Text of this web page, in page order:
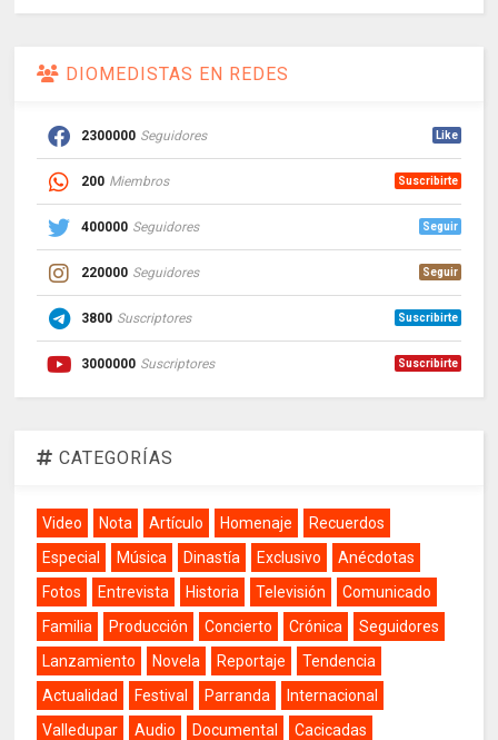
DIOMEDISTAS EN REDES
2300000 Seguidores Like
200 Miembros Suscribirte
400000 Seguidores Seguir
220000 Seguidores Seguir
3800 Suscriptores Suscribirte
3000000 Suscriptores Suscribirte
CATEGORÍAS
Video Nota Artículo Homenaje
Recuerdos
Especial
Música Dinastía Exclusivo
Anécdotas
Fotos
Entrevista Historia Televisión
Comunicado
Familia
Producción Concierto Crónica
Seguidores
Lanzamiento
Novela Reportaje
Tendencia
Actualidad
Festival Parranda
Internacional
Valledupar
Audio Documental
Cacicadas